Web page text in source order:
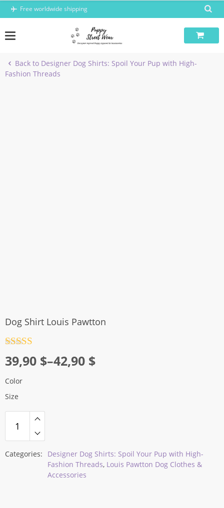
Skip
Free worldwide shipping
Back to Designer Dog Shirts: Spoil Your Pup with High-
Fashion Threads
Dog Shirt Louis Pawtton
out of 5
39,90 $–42,90 $
Price
range:
39,90 $
42,90 $
Color
Size
Categories:
Designer Dog Shirts: Spoil Your Pup with High-
Fashion Threads, Louis Pawtton Dog Clothes &
Accessories